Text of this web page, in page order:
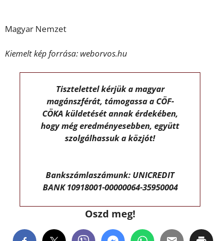
Magyar Nemzet
Kiemelt kép forrása: weborvos.hu
Tisztelettel kérjük a magyar
magánszférát, támogassa a CÖF-
CÖKA küldetését annak érdekében,
hogy még eredményesebben, együtt
szolgálhassuk a közjót!
Bankszámlaszámunk: UNICREDIT
BANK 10918001-00000064-35950004
Oszd meg!